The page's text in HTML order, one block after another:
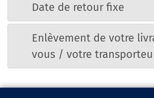
Date de retour fixe
Enlèvement de votre
vous / votre